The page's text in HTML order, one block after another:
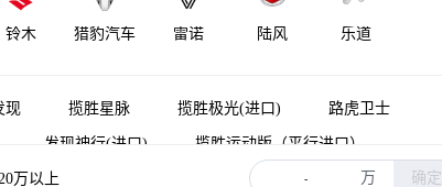
铃木 猎豹汽车 雷诺 陆风 乐道
花汽车 力帆汽车 LEVC 兰博基尼 Lorinser
现 揽胜星脉 揽胜极光(进口) 路虎卫士
发现神行(进口) 揽胜运动版（平行进口）
路虎卫士新能源 揽胜新能源 神行者
万以上 - 万 确定